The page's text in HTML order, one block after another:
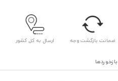
ضمانت بازگشت وجه ارسال به کل کشور
بازخوردها